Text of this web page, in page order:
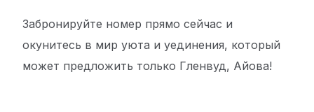
Забронируйте номер прямо сейчас и
окунитесь в мир уюта и уединения, который
может предложить только Гленвуд, Айова!